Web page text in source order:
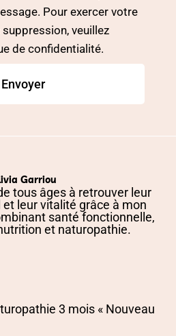
Pour exercer votre
veuillez
de confidentialité.
Envoyer
Garriou
tous âges à retrouver leur
leur vitalité grâce à mon
santé fonctionnelle,
et naturopathie.
3 mois « Nouveau